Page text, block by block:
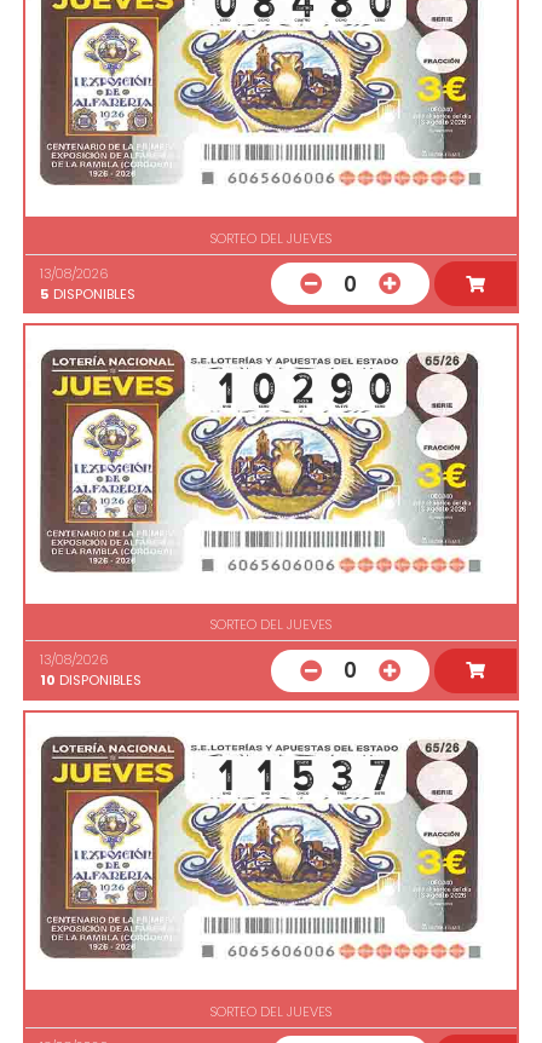
SORTEO DEL JUEVES
13/08/2026
5 DISPONIBLES 0
SORTEO DEL JUEVES
13/08/2026
10 DISPONIBLES 0
SORTEO DEL JUEVES